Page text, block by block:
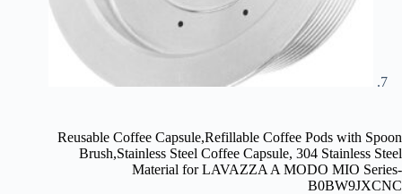
Reusable Coffee Capsule,Refillable Coffee Pods with Spoon
Brush,Stainless Steel Coffee Capsule, 304 Stainless Steel
Material for LAVAZZA A MODO MIO Series-
B0BW9JXCNC